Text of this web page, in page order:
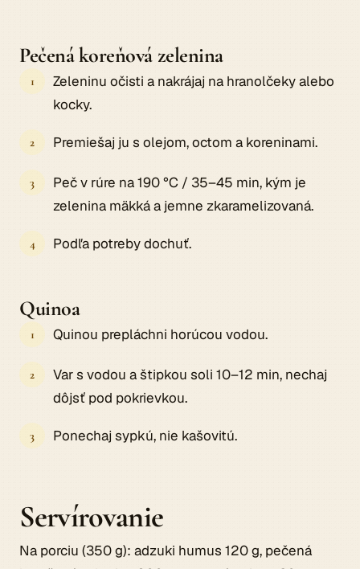
Pečená koreňová zelenina
Zeleninu očisti a nakrájaj na hranolčeky alebo
kocky.
Premiešaj ju s olejom, octom a koreninami.
Peč v rúre na 190 °C / 35–45 min, kým je
zelenina mäkká a jemne zkaramelizovaná.
Podľa potreby dochuť.
Quinoa
Quinou prepláchni horúcou vodou.
Var s vodou a štipkou soli 10–12 min, nechaj
dôjsť pod pokrievkou.
Ponechaj sypkú, nie kašovitú.
Servírovanie
Na porciu (350 g): adzuki humus 120 g, pečená